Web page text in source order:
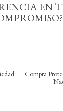
EN
Compra